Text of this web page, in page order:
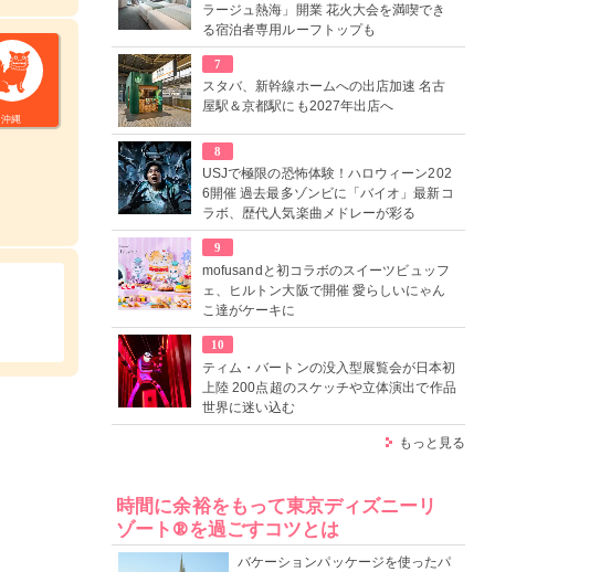
沖縄
ラージュ熱海」開業 花火大会を満喫でき
る宿泊者専用ルーフトップも
7
スタバ、新幹線ホームへの出店加速 名古
屋駅＆京都駅にも2027年出店へ
8
USJで極限の恐怖体験！ハロウィーン202
6開催 過去最多ゾンビに「バイオ」最新コ
ラボ、歴代人気楽曲メドレーが彩る
9
mofusandと初コラボのスイーツビュッフ
ェ、ヒルトン大阪で開催 愛らしいにゃん
こ達がケーキに
10
ティム・バートンの没入型展覧会が日本初
上陸 200点超のスケッチや立体演出で作品
世界に迷い込む
もっと見る
時間に余裕をもって東京ディズニーリ
ゾート®を過ごすコツとは
バケーションパッケージを使ったパ